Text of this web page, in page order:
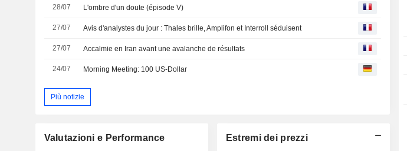
28/07 L'ombre d'un doute (épisode V)
27/07 Avis d'analystes du jour : Thales brille, Amplifon et Interroll séduisent
27/07 Accalmie en Iran avant une avalanche de résultats
24/07 Morning Meeting: 100 US-Dollar
Più notizie
Valutazioni e Performance Estremi dei prezzi